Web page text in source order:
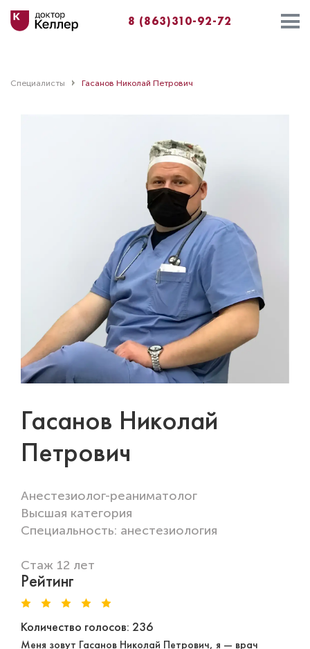
8 (863)310-92-72
Специалисты Гасанов Николай Петрович
Гасанов Николай
Петрович
Aнестезиолог-реаниматолог
Высшая категория
Специальность: анестезиология
Стаж 12 лет
Рейтинг
Количество голосов: 236
Меня зовут Гасанов Николай Петрович, я — врач